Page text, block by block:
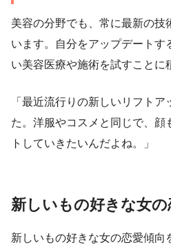
美容の分野でも、常に最新の技
います。自分をアップデートす
い美容医療や施術を試すことに
「最近流行りの新しいリフト
た。洋服やコスメと同じで、顔
トしていきたいんだよね。」
新しいもの好きな女の
新しいもの好きな女の恋愛傾向